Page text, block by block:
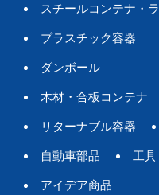
スチールコンテナ・
プラスチック容器
ダンボール
木材・合板コンテナ
リターナブル容器
自動車部品 工
アイデア商品